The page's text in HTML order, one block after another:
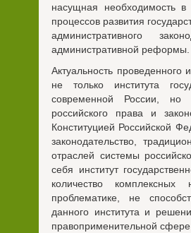
насущная необходимость
процессов развития
административного
административной реформы.
Актуальность проведенного
не только института
современной России,
российского права и
Конституцией Российской
законодательство,
отраслей системы
себя институт
количество
проблематике, не
данного института и
правоприменительной